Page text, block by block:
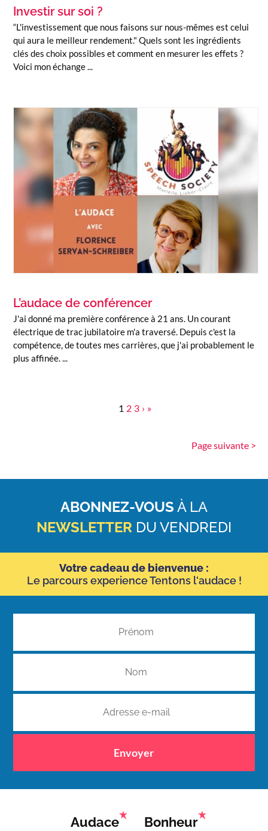
Investir sur soi ?
“L'investissement que nous faisons sur nous-mêmes est celui
qui aura le meilleur rendement." Quels sont les ingrédients
clés des choix possibles et comment en mesurer les effets ?
Voici mon échange ...
L’audace de conférencer
J'ai donné ma première conférence à 21 ans. Un courant
électrique de trac jubilatoire m'a traversé. Depuis c'est la
compétence, de toutes mes carrières, que j'ai probablement le
plus affinée. ...
1 2 3 › »
Page suivante >
ABONNEZ-VOUS À LA
NEWSLETTER DU VENDREDI
Votre cadeau de bienvenue :
Le parcours experience Tentons l'audace !
Envoyer
Audace Bonheur